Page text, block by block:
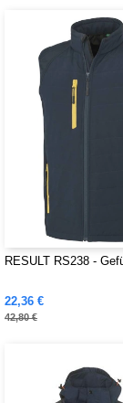
RESULT RS238 -
22,36 €
42,80 €